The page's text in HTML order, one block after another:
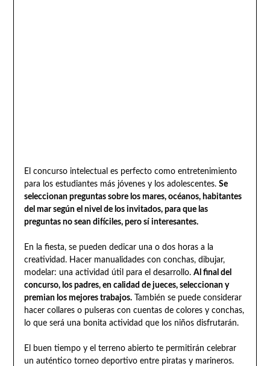
El concurso intelectual es perfecto como entretenimiento
para los estudiantes más jóvenes y los adolescentes. Se
seleccionan preguntas sobre los mares, océanos, habitantes
del mar según el nivel de los invitados, para que las
preguntas no sean difíciles, pero sí interesantes.
En la fiesta, se pueden dedicar una o dos horas a la
creatividad. Hacer manualidades con conchas, dibujar,
modelar: una actividad útil para el desarrollo. Al final del
concurso, los padres, en calidad de jueces, seleccionan y
premian los mejores trabajos.También se puede considerar
hacer collares o pulseras con cuentas de colores y conchas,
lo que será una bonita actividad que los niños disfrutarán.
El buen tiempo y el terreno abierto te permitirán celebrar
un auténtico torneo deportivo entre piratas y marineros.